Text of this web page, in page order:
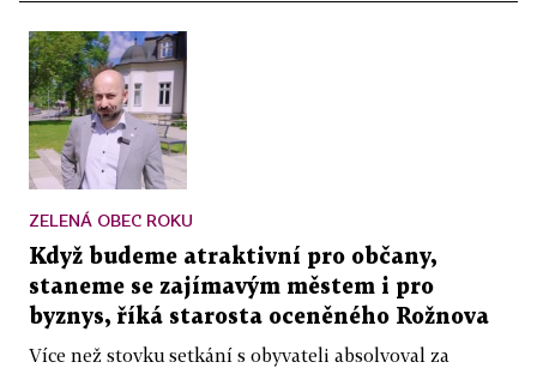
ZELENÁ OBEC ROKU
Když budeme atraktivní pro občany,
staneme se zajímavým městem i pro
byznys, říká starosta oceněného Rožnova
Více než stovku setkání s obyvateli absolvoval za